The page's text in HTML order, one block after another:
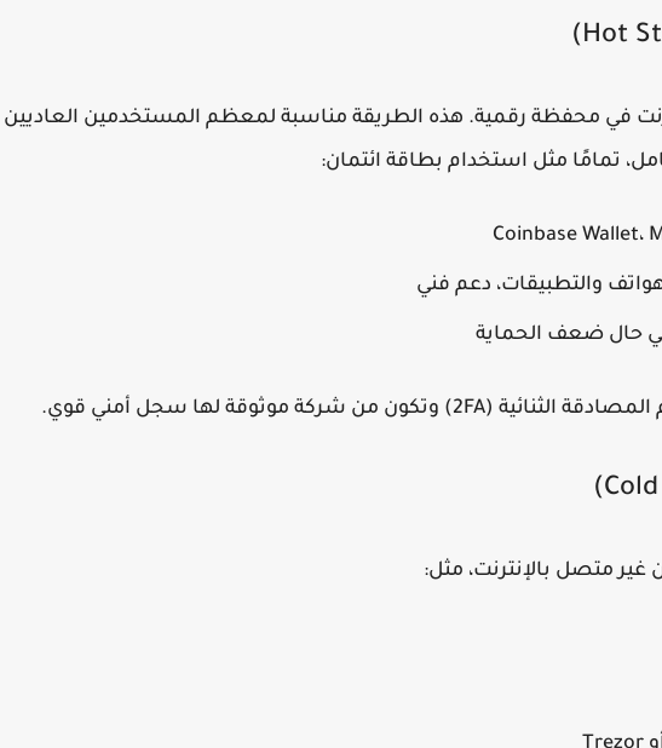
في محفظة رقمية. هذه الطريقة مناسبة لمعظم المستخدمين العاديين
تمامًا مثل استخدام بطاقة ائتمان:
Coinbase Wallet،
والتطبيقات، دعم فني
حال ضعف الحماية
المصادقة الثنائية (2FA) وتكون من شركة موثوقة لها سجل أمني قوي.
متصل بالإنترنت، مثل: